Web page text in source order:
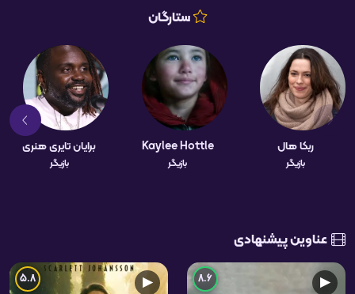
ستارگان
ربکا هال
بازیگر
Kaylee Hottle
بازیگر
برایان تایری هنری
بازیگر
عناوین پیشنهادی
▶
8.6
▶
5.8